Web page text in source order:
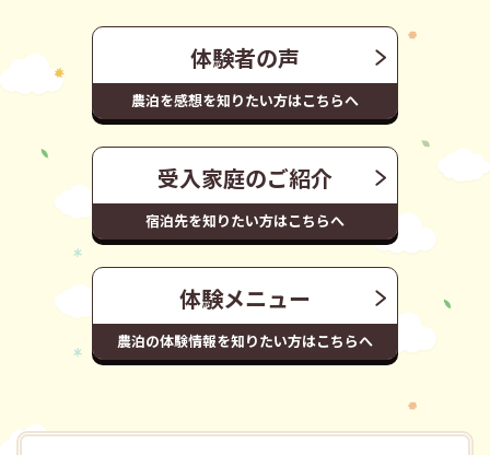
体験者の声
農泊を感想を知りたい方はこちらへ
受入家庭のご紹介
宿泊先を知りたい方はこちらへ
体験メニュー
農泊の体験情報を知りたい方はこちらへ